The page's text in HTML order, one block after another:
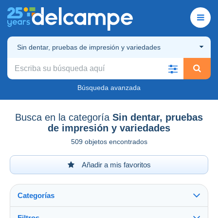
Sin dentar, pruebas de impresión y variedades
Búsqueda avanzada
Busca en la categoría Sin dentar, pruebas
de impresión y variedades
509 objetos encontrados
Añadir a mis favoritos
Categorías